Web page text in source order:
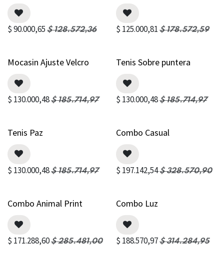
$90.000,65 $128.572,36 $ 125.000,81 $178.572,59
Mocasin Ajuste Velcro
$ 130.000,48$185.714,97
Tenis Sobre puntera
$ 130.000,48$185.714,97
Tenis Paz
$ 130.000,48$185.714,97
Combo Casual
$ 197.142,54$328.570,90
Combo Animal Print
$ 171.288,60$285.481,00
Combo Luz
$ 188.570,97$314.284,95